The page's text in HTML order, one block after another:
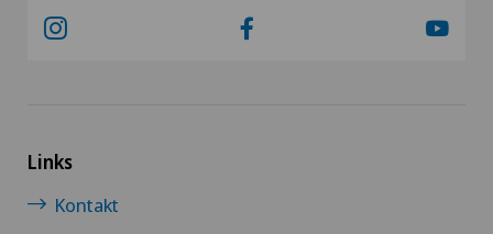
Links
Kontakt